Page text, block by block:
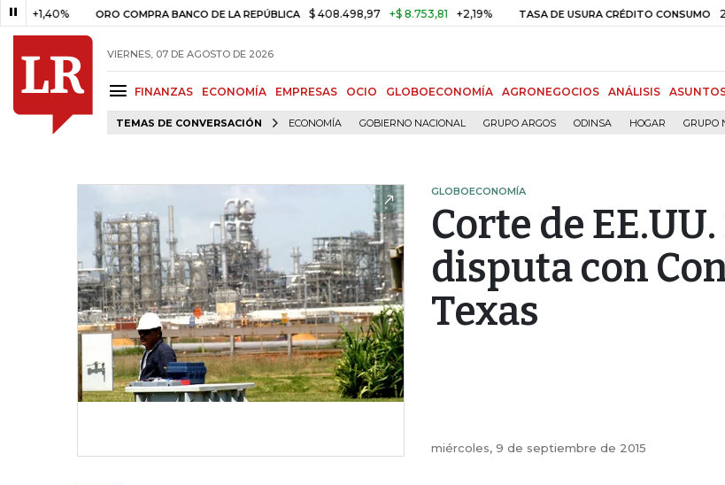
ORO COMPRA BANCO DE LA REPÚBLICA $ 408.498,97 +$ 8.753,81 +2,19% TASA DE USURA CRÉDITO CONSUMO 29,66%
VIERNES, 07 DE AGOSTO DE 2026
FINANZAS ECONOMÍA EMPRESAS OCIO GLOBOECONOMÍA AGRONEGOCIOS ANÁLISIS
TEMAS DE CONVERSACIÓN ECONOMÍA GOBIERNO NACIONAL GRUPO ARGOS ODINSA HOGAR GRUPO
GLOBOECONOMÍA
Corte de
disputa con
Texas
miércoles, 9 de septiembre de 2015